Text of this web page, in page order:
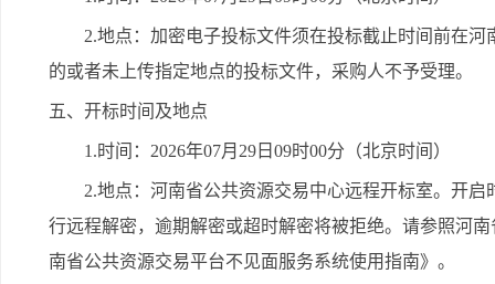
2.地点：加密电子投标文件须在投标截止时间前在
的或者未上传指定地点的投标文件，采购人不予受理。
五、开标时间及地点
1.时间：2026年07月29日09时00分（北京时间）
2.地点：河南省公共资源交易中心远程开标室。开
行远程解密，逾期解密或超时解密将被拒绝。请参照
南省公共资源交易平台不见面服务系统使用指南》。